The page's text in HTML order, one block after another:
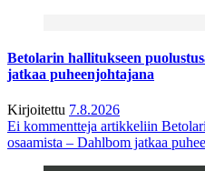
Betolarin hallitukseen
jatkaa puheenjohtajana
Kirjoitettu 7.8.2026
Ei kommentteja artikkeliin
osaamista – Dahlbom jatkaa